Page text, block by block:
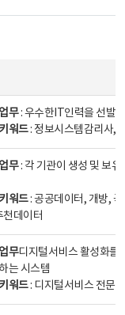
무: 우수한IT인력을 선발
워드: 정보시스템감리사,
무: 각 기관이 생성 및 보
워드: 공공데이터, 개방,
천데이터
무디지털서비스 활성화를
는 시스템
워드: 디지털서비스 전문